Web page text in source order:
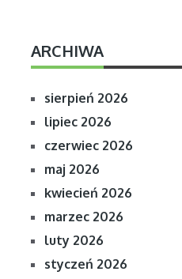
ARCHIWA
sierpień 2026
lipiec 2026
czerwiec 2026
maj 2026
kwiecień 2026
marzec 2026
luty 2026
styczeń 2026